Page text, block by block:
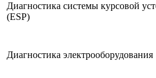
Диагностика системы курсовой
(ESP)
Диагностика электрооборудования